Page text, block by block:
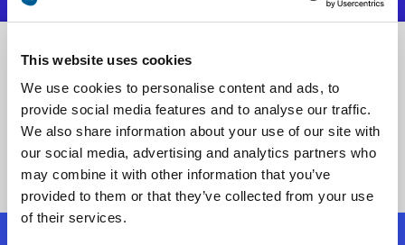
This website uses cookies
We use cookies to personalise content and ads, to
provide social media features and to analyse our traffic.
We also share information about your use of our site with
our social media, advertising and analytics partners who
may combine it with other information that you’ve
provided to them or that they’ve collected from your use
of their services.